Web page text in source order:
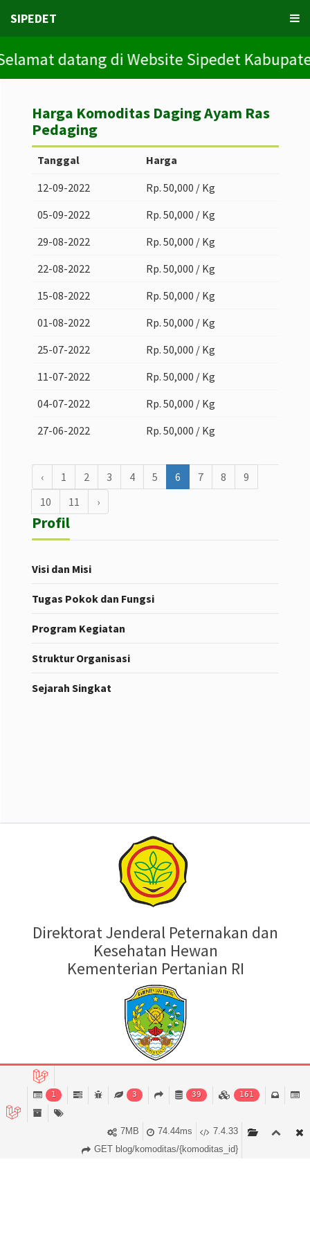
SIPEDET
datang di Website Sipedet
Harga Komoditas Daging Ayam Ras
Pedaging
Tanggal
Harga
12-09-2022
Rp. 50,000 / Kg
05-09-2022
Rp. 50,000 / Kg
29-08-2022
Rp. 50,000 / Kg
22-08-2022
Rp. 50,000 / Kg
15-08-2022
Rp. 50,000 / Kg
01-08-2022
Rp. 50,000 / Kg
25-07-2022
Rp. 50,000 / Kg
11-07-2022
Rp. 50,000 / Kg
04-07-2022
Rp. 50,000 / Kg
27-06-2022
Rp. 50,000 / Kg
‹ 1 2 3 4 5 6 7 8
9
10
11 ›
Profil
Visi dan Misi
Tugas Pokok dan Fungsi
Program Kegiatan
Struktur Organisasi
Sejarah Singkat
Direktorat Jenderal Peternakan dan
Kesehatan Hewan
Kementerian Pertanian RI
Kabupaten Tana Tidung
Kalimantan Utara
1 3 39 161
7.4.33
74.44ms
7MB
GET blog/komoditas/{komoditas_id}